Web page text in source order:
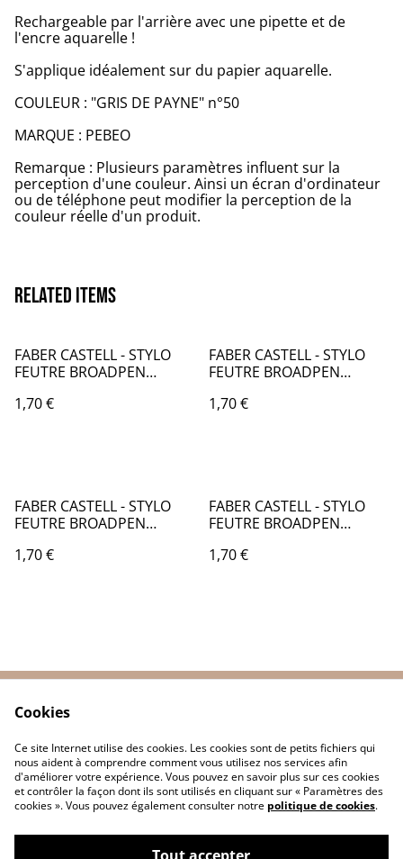
Rechargeable par l'arrière avec une pipette et de
l'encre aquarelle !
S'applique idéalement sur du papier aquarelle.
COULEUR : "GRIS DE PAYNE" n°50
MARQUE : PEBEO
Remarque : Plusieurs paramètres influent sur la
perception d'une couleur. Ainsi un écran d'ordinateur
ou de téléphone peut modifier la perception de la
couleur réelle d'un produit.
Related items
FABER CASTELL - STYLO
FEUTRE BROADPEN
FB021499
1,70 €
FABER CASTELL - STYLO
FEUTRE BROADPEN
FB021428
1,70 €
FABER CASTELL - STYLO
FEUTRE BROADPEN
FB021451
1,70 €
FABER CASTELL - STYLO
FEUTRE BROADPEN
MAGENTA - FB021437
1,70 €
Politique de
confidentialité
Politique de cookies
Cookies
Ce site Internet utilise des cookies. Les cookies sont de petits fichiers qui
nous aident à comprendre comment vous utilisez nos services afin
d'améliorer votre expérience. Vous pouvez en savoir plus sur ces cookies
et contrôler la façon dont ils sont utilisés en cliquant sur « Paramètres des
cookies ». Vous pouvez également consulter notre politique de cookies.